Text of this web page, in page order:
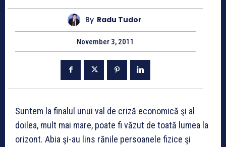
By Radu Tudor
November 3, 2011
Suntem la finalul unui val de criză economică şi al
doilea, mult mai mare, poate fi văzut de toată lumea la
orizont. Abia şi-au lins rănile persoanele fizice şi